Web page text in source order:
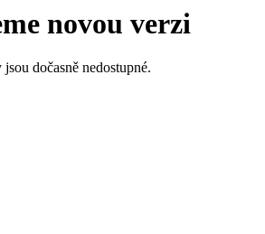
novou verzi
dočasně nedostupné.